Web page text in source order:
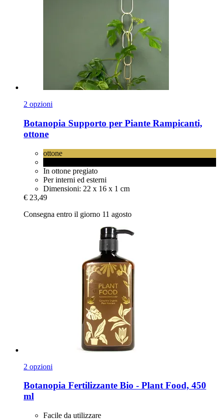
2 opzioni
Botanopia Supporto per Piante Rampicanti,
ottone
ottone
In ottone pregiato
Per interni ed esterni
Dimensioni: 22 x 16 x 1 cm
€ 23,49
Consegna entro il giorno 11 agosto
2 opzioni
Botanopia Fertilizzante Bio -​ Plant Food, 450
ml
Facile da utilizzare